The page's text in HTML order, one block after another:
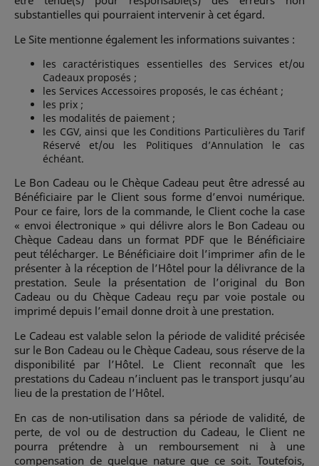
substantielles qui pourraient intervenir à cet égard.
Le Site mentionne également les informations suivantes :
les caractéristiques essentielles des Services et/ou
Cadeaux proposés ;
les Services Accessoires proposés, le cas échéant ;
les prix ;
les modalités de paiement ;
les CGV, ainsi que les Conditions Particulières du Tarif
Réservé et/ou les Politiques d’Annulation le cas
échéant.
Le Bon Cadeau ou le Chèque Cadeau peut être adressé au
Bénéficiaire par le Client sous forme d’envoi numérique.
Pour ce faire, lors de la commande, le Client coche la case
« envoi électronique » qui délivre alors le Bon Cadeau ou
Chèque Cadeau dans un format PDF que le Bénéficiaire
peut télécharger. Le Bénéficiaire doit l’imprimer afin de le
présenter à la réception de l’Hôtel pour la délivrance de la
prestation. Seule la présentation de l’original du Bon
Cadeau ou du Chèque Cadeau reçu par voie postale ou
imprimé depuis l’email donne droit à une prestation.
Le Cadeau est valable selon la période de validité précisée
sur le Bon Cadeau ou le Chèque Cadeau, sous réserve de la
disponibilité par l’Hôtel. Le Client reconnaît que les
prestations du Cadeau n’incluent pas le transport jusqu’au
lieu de la prestation de l’Hôtel.
En cas de non-utilisation dans sa période de validité, de
perte, de vol ou de destruction du Cadeau, le Client ne
pourra prétendre à un remboursement ni à une
compensation de quelque nature que ce soit. Toutefois,